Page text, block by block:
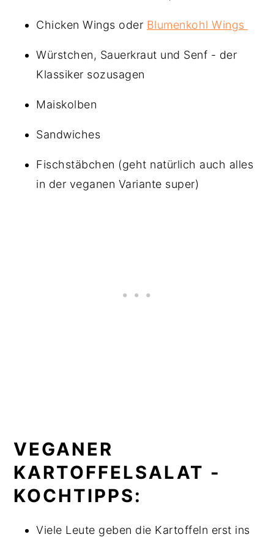
Chicken Wings oder Blumenkohl Wings
Würstchen, Sauerkraut und Senf - der
Klassiker sozusagen
Maiskolben
Sandwiches
Fischstäbchen (geht natürlich auch alles
in der veganen Variante super)
VEGANER
KARTOFFELSALAT -
KOCHTIPPS:
Viele Leute geben die Kartoffeln erst ins